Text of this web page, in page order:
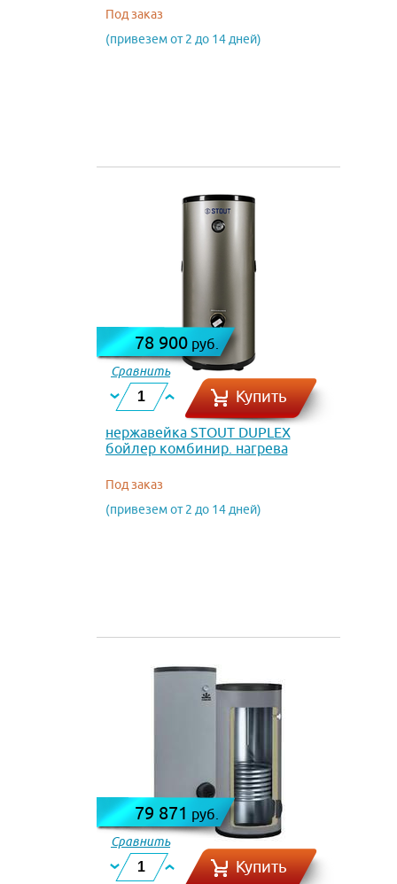
Под заказ
(привезем от 2 до 14 дней)
78 900руб.
Сравнить
Купить
нержавейка STOUT DUPLEX
бойлер комбинир. нагрева
Под заказ
(привезем от 2 до 14 дней)
79 871 руб.
Сравнить
Купить